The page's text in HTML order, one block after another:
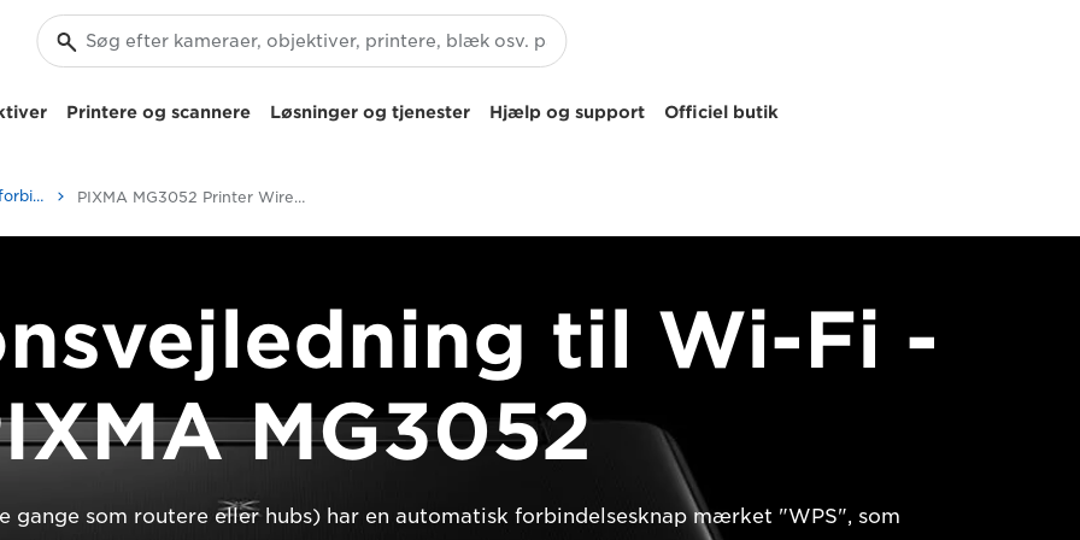
Printere og scannere Løsninger og tjenester Hjælp og support Officiel butik
Konfiguration af trådløs forbindelse til PIXMA-printer PIXMA MG3052 Printer Wireless Connection Setup
til Wi-Fi -
MG3052
gange som routere eller hubs) har en automatisk forbindelsesknap mærket "WPS", som